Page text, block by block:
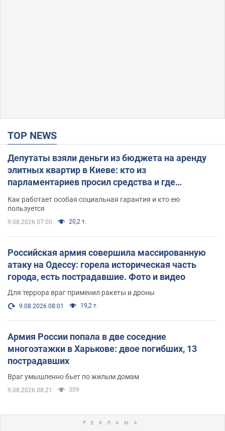
TOP NEWS
Депутаты взяли деньги из бюджета на аренду
элитных квартир в Киеве: кто из
парламентариев просил средства и где
поселился
Как работает особая социальная гарантия и кто ею
пользуется
9.08.2026 07:00 20,2 т.
Российская армия совершила массированную
атаку на Одессу: горела историческая часть
города, есть пострадавшие. Фото и видео
Для террора враг применил ракеты и дроны
9.08.2026 08:01 19,2 т.
Армия России попала в две соседние
многоэтажки в Харькове: двое погибших, 13
пострадавших
Враг умышленно бьет по жилым домам
9.08.2026 08:21 309